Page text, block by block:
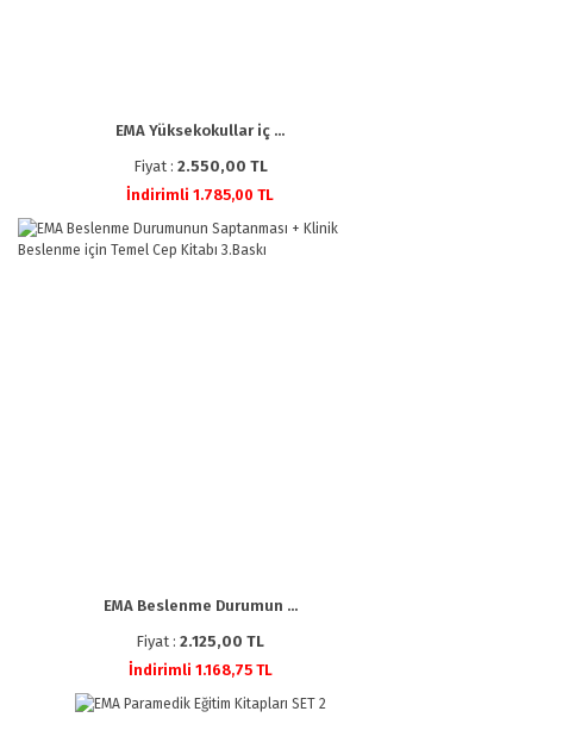
EMA Yüksekokullar iç ...
Fiyat : 2.550,00 TL
İndirimli 1.785,00 TL
EMA Beslenme Durumun ...
Fiyat : 2.125,00 TL
İndirimli 1.168,75 TL